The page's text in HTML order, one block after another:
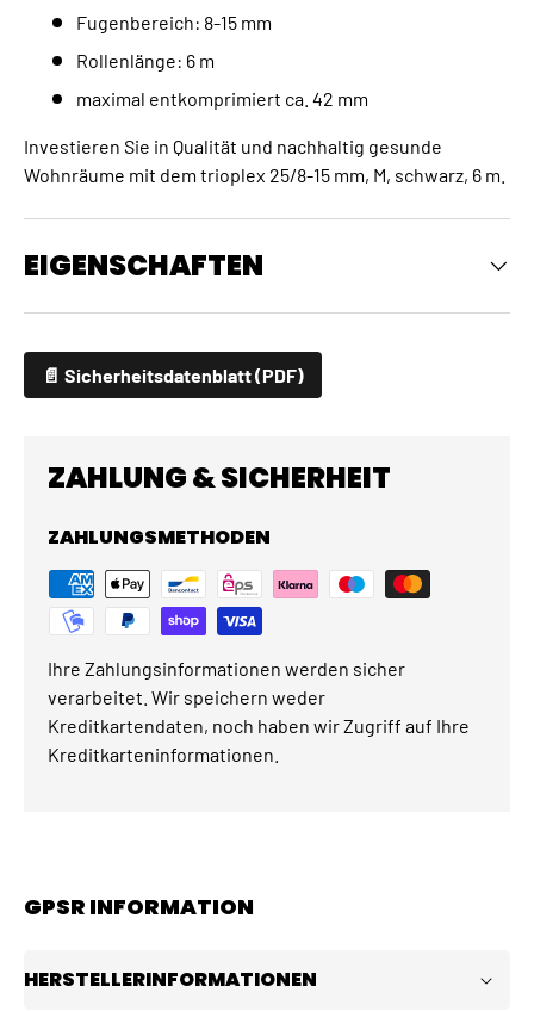
Fugenbereich: 8-15 mm
Rollenlänge: 6 m
maximal entkomprimiert ca. 42 mm
Investieren Sie in Qualität und nachhaltig gesunde
Wohnräume mit dem trioplex 25/8-15 mm, M, schwarz, 6 m.
EIGENSCHAFTEN
📄 Sicherheitsdatenblatt (PDF)
ZAHLUNG & SICHERHEIT
ZAHLUNGSMETHODEN
Ihre Zahlungsinformationen werden sicher
verarbeitet. Wir speichern weder
Kreditkartendaten, noch haben wir Zugriff auf Ihre
Kreditkarteninformationen.
GPSR INFORMATION
HERSTELLERINFORMATIONEN